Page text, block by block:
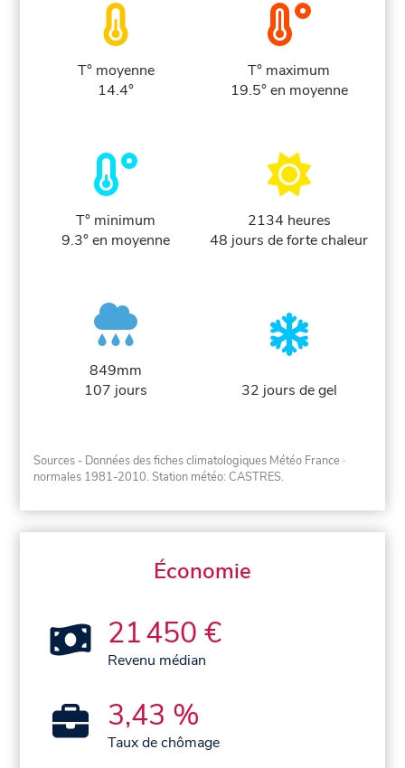
T° moyenne
14.4°
T° maximum
19.5° en moyenne
T° minimum
9.3° en moyenne
2134 heures
48 jours de forte chaleur
849mm
107 jours
32 jours de gel
Sources - Données des fiches climatologiques Météo France ·
normales 1981-2010. Station météo: CASTRES.
Économie
21 450 €
Revenu médian
3,43 %
Taux de chômage